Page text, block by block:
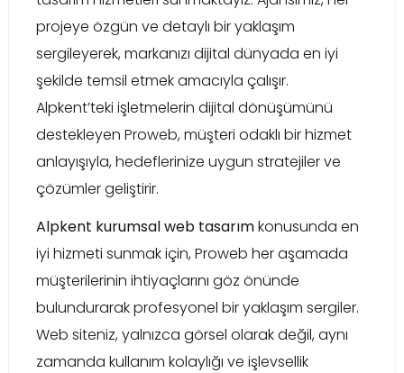
projeye özgün ve detaylı bir yaklaşım
sergileyerek, markanızı dijital dünyada en iyi
şekilde temsil etmek amacıyla çalışır.
Alpkent’teki işletmelerin dijital dönüşümünü
destekleyen Proweb, müşteri odaklı bir hizmet
anlayışıyla, hedeflerinize uygun stratejiler ve
çözümler geliştirir.
Alpkent kurumsal web tasarımkonusunda en
iyi hizmeti sunmak için, Proweb her aşamada
müşterilerinin ihtiyaçlarını göz önünde
bulundurarak profesyonel bir yaklaşım sergiler.
Web siteniz, yalnızca görsel olarak değil, aynı
zamanda kullanım kolaylığı ve işlevsellik